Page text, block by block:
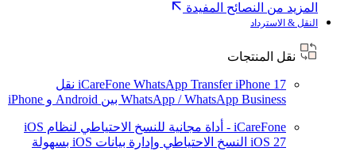
المزيد من النصائح المفيدة
النقل & الاسترداد
نقل المنتجات
iCareFone WhatsApp TransferiPhone 17
نقل
WhatsApp / WhatsApp Business بين Android و iPhone
iCareFone - أداة مجانية للنسخ الاحتياطي لنظام iOS
iOS 27 النسخ الاحتياطي وإدارة بيانات iOS بسهولة